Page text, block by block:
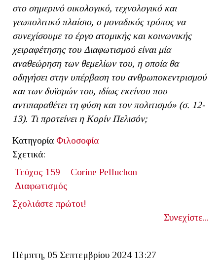
στο σημερινό οικολογικό, τεχνολογικό και
γεωπολιτικό πλαίσιο, ο μοναδικός τρόπος να
συνεχίσουμε το έργο ατομικής και κοινωνικής
χειραφέτησης του Διαφωτισμού είναι μία
αναθεώρηση των θεμελίων του, η οποία θα
οδηγήσει στην υπέρβαση του ανθρωποκεντρισμού
και των δυϊσμών του, ιδίως εκείνου που
αντιπαραθέτει τη φύση και τον πολιτισμό» (σ. 12-
13). Τι προτείνει η Κορίν Πελισόν;
Κατηγορία Φιλοσοφία
Σχετικά:
Τεύχος 159
Corine Pelluchon
Διαφωτισμός
Σχολιάστε πρώτοι!
Συνεχίστε...
Πέμπτη, 05 Σεπτεμβρίου 2024 13:27